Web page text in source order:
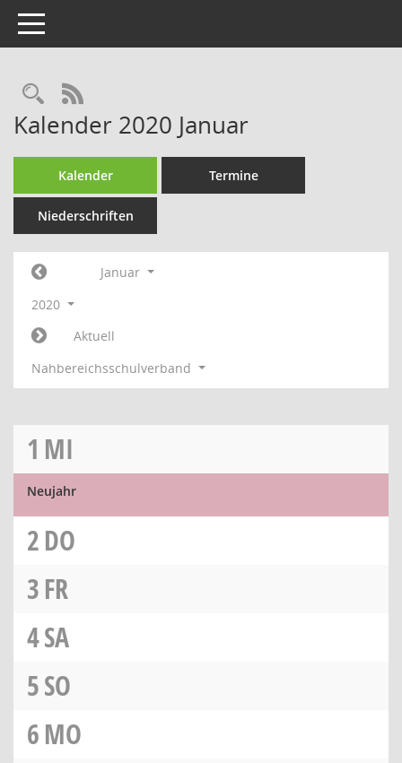
Toggle navigation
Rechercheauswahl
RSS-Feed
Kalender 2020 Januar
Kalender Termine
Niederschriften
Januar
2020
Aktuell
Nahbereichsschulverband
1 MI
Neujahr
2DO
3FR
4SA
5SO
6MO